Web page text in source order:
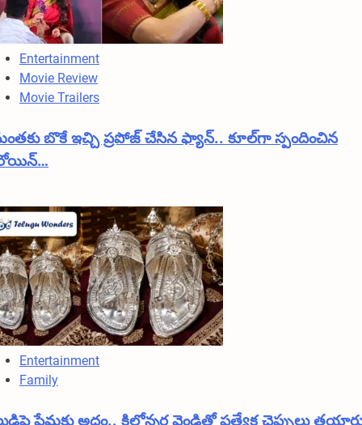
Entertainment
Movie Review
Movie Trailers
బొకే ఇచ్చి ప్రపోజ్ చేసిన ఫ్యాన్.. కూల్‌గా స్పందించిన
Entertainment
Family
ప్రేమకు అద్దం.. కిలోన్నర వెండితో ప్రత్యేక చెప్పులు